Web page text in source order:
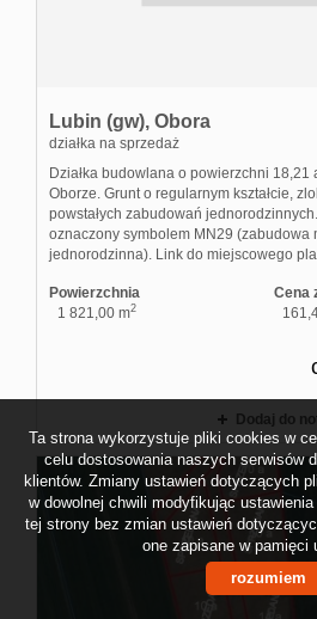
Lubin (gw), Obora
działka na sprzedaż
Działka budowlana o powierzchni 18,21
Oborze. Grunt o regularnym kształcie,
powstałych zabudowań
oznaczony symbolem MN29 (zabudowa
jednorodzinna). Link do miejscowego
Powierzchnia
1 821,00 m2
Cena
Dodaj do
Ta strona wykorzystuje pliki cookies w
celu dostosowania naszych serwisów
klientów. Zmiany ustawień dotyczących
w dowolnej chwili modyfikując
tej strony bez zmian ustawień
one zapisane w pamięci
rozumiem